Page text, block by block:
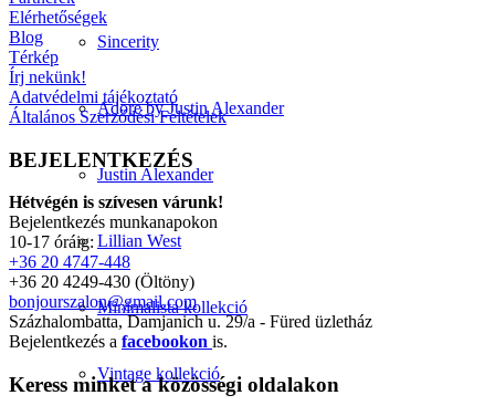
Sincerity
Adore by Justin Alexander
Justin Alexander
Lillian West
Minimalista kollekció
Vintage kollekció
Elérhetőségek
Blog
Térkép
Írj nekünk!
Adatvédelmi tájékoztató
Általános Szerződési Feltételek
BEJELENTKEZÉS
Hétvégén is szívesen várunk!
Bejelentkezés munkanapokon
10-17 óráig:
+36 20 4747-448
+36 20 4249-430 (Öltöny)
bonjourszalon@gmail.com
Százhalombatta, Damjanich u. 29/a - Füred üzletház
Bejelentkezés a facebookon is.
Keress minket a közösségi oldalakon